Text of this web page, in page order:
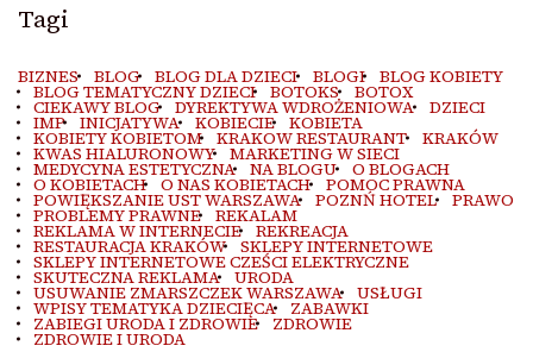
Tagi
BIZNES BLOG BLOG DLA DZIECI BLOGI BLOG KOBIETY
BLOG TEMATYCZNY DZIECI BOTOKS BOTOX
CIEKAWY BLOG DYREKTYWA WDROŻENIOWA DZIECI
IMP INICJATYWA KOBIECIE KOBIETA
KOBIETY KOBIETOM KRAKOW RESTAURANT KRAKÓW
KWAS HIALURONOWY MARKETING W SIECI
MEDYCYNA ESTETYCZNA NA BLOGU O BLOGACH
O KOBIETACH O NAS KOBIETACH POMOC PRAWNA
POWIĘKSZANIE UST WARSZAWA POZNŃ HOTEL PRAWO
PROBLEMY PRAWNE REKALAM
REKLAMA W INTERNECIE REKREACJA
RESTAURACJA KRAKÓW SKLEPY INTERNETOWE
SKLEPY INTERNETOWE CZEŚCI ELEKTRYCZNE
SKUTECZNA REKLAMA URODA
USUWANIE ZMARSZCZEK WARSZAWA USŁUGI
WPISY TEMATYKA DZIECIĘCA ZABAWKI
ZABIEGI URODA I ZDROWIE ZDROWIE
ZDROWIE I URODA